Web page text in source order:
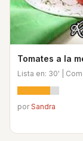
Tomates a la
Lista en: 30' |
porSandra